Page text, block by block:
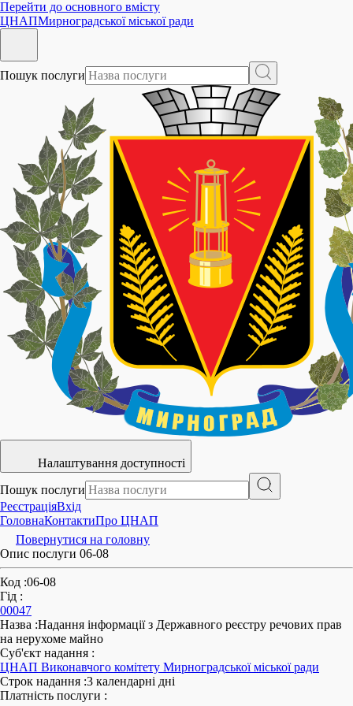
Перейти до основного вмісту
ЦНАПМирноградської міської ради
Пошук послуги
Налаштування доступності
Пошук послуги
РеєстраціяВхід
ГоловнаКонтактиПро ЦНАП
Повернутися на головну
Опис послуги 06-08
Код :06-08
Гід :
00047
Назва :Надання інформації з Державного реєстру речових прав
на нерухоме майно
Суб'єкт надання :
ЦНАП Виконавчого комітету Мирноградської міської ради
Строк надання :3 календарні дні
Платність послуги :